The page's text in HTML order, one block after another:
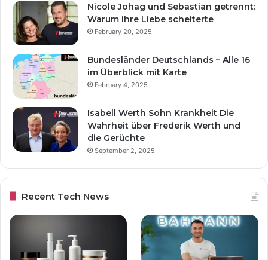
Nicole Johag und Sebastian getrennt:
Warum ihre Liebe scheiterte
February 20, 2025
Bundesländer Deutschlands – Alle 16
im Überblick mit Karte
February 4, 2025
Isabell Werth Sohn Krankheit Die
Wahrheit über Frederik Werth und
die Gerüchte
September 2, 2025
Recent Tech News